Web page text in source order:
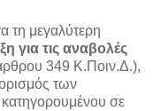
τη μεγαλύτερη
για τις αναβολές
349 Κ.Ποιν.Δ.),
των
σε